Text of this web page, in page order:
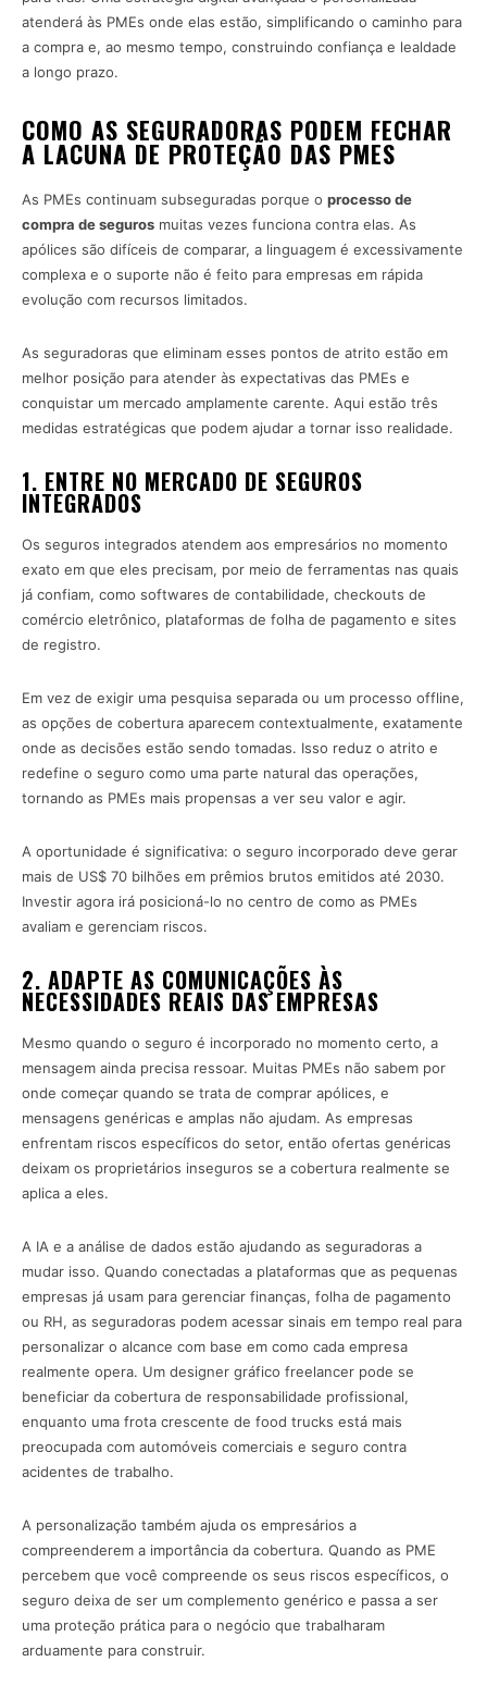
atenderá às PMEs onde elas estão, simplificando o caminho para
a compra e, ao mesmo tempo, construindo confiança e lealdade
a longo prazo.
COMO AS SEGURADORAS PODEM FECHAR
A LACUNA DE PROTEÇÃO DAS PMES
As PMEs continuam subseguradas porque o processo de
compra de seguros muitas vezes funciona contra elas. As
apólices são difíceis de comparar, a linguagem é excessivamente
complexa e o suporte não é feito para empresas em rápida
evolução com recursos limitados.
As seguradoras que eliminam esses pontos de atrito estão em
melhor posição para atender às expectativas das PMEs e
conquistar um mercado amplamente carente. Aqui estão três
medidas estratégicas que podem ajudar a tornar isso realidade.
1. ENTRE NO MERCADO DE SEGUROS
INTEGRADOS
Os seguros integrados atendem aos empresários no momento
exato em que eles precisam, por meio de ferramentas nas quais
já confiam, como softwares de contabilidade, checkouts de
comércio eletrônico, plataformas de folha de pagamento e sites
de registro.
Em vez de exigir uma pesquisa separada ou um processo offline,
as opções de cobertura aparecem contextualmente, exatamente
onde as decisões estão sendo tomadas. Isso reduz o atrito e
redefine o seguro como uma parte natural das operações,
tornando as PMEs mais propensas a ver seu valor e agir.
A oportunidade é significativa: o seguro incorporado deve gerar
mais de US$ 70 bilhões em prêmios brutos emitidos até 2030.
Investir agora irá posicioná-lo no centro de como as PMEs
avaliam e gerenciam riscos.
2. ADAPTE AS COMUNICAÇÕES ÀS
NECESSIDADES REAIS DAS EMPRESAS
Mesmo quando o seguro é incorporado no momento certo, a
mensagem ainda precisa ressoar. Muitas PMEs não sabem por
onde começar quando se trata de comprar apólices, e
mensagens genéricas e amplas não ajudam. As empresas
enfrentam riscos específicos do setor, então ofertas genéricas
deixam os proprietários inseguros se a cobertura realmente se
aplica a eles.
A IA e a análise de dados estão ajudando as seguradoras a
mudar isso. Quando conectadas a plataformas que as pequenas
empresas já usam para gerenciar finanças, folha de pagamento
ou RH, as seguradoras podem acessar sinais em tempo real para
personalizar o alcance com base em como cada empresa
realmente opera. Um designer gráfico freelancer pode se
beneficiar da cobertura de responsabilidade profissional,
enquanto uma frota crescente de food trucks está mais
preocupada com automóveis comerciais e seguro contra
acidentes de trabalho.
A personalização também ajuda os empresários a
compreenderem a importância da cobertura. Quando as PME
percebem que você compreende os seus riscos específicos, o
seguro deixa de ser um complemento genérico e passa a ser
uma proteção prática para o negócio que trabalharam
arduamente para construir.